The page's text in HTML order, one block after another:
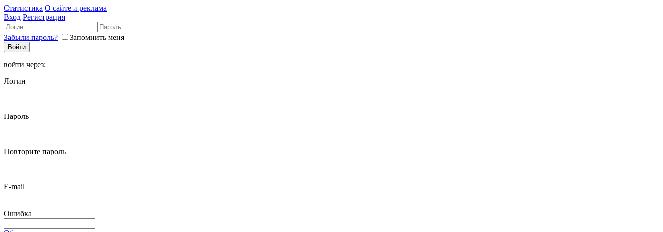
Статистика О сайте и реклама
Вход Регистрация
Забыли пароль? Запомнить меня
войти через:
Логин
Пароль
Повторите пароль
E-mail
Ошибка